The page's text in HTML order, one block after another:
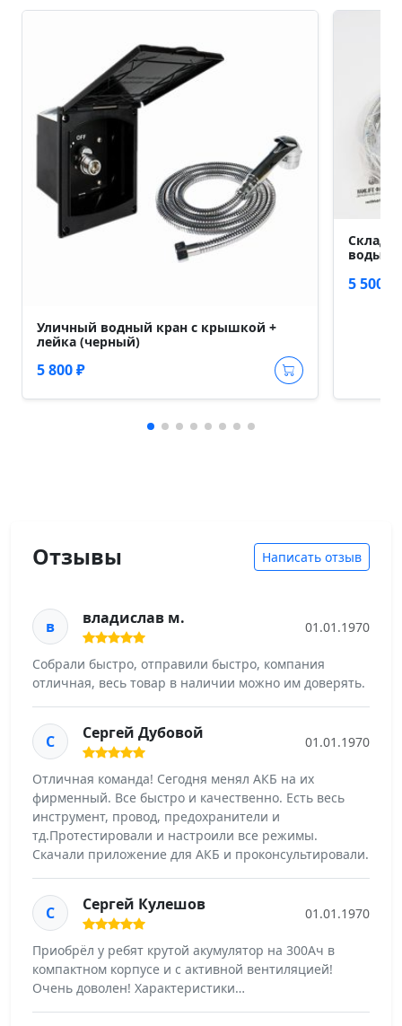
Уличный водный кран с крышкой +
лейка (черный)
5 800 ₽
воды
5 500 ₽
Отзывы Написать отзыв
в владислав м. 01.01.1970
Собрали быстро, отправили быстро, компания
отличная, весь товар в наличии можно им доверять.
С Сергей Дубовой 01.01.1970
Отличная команда! Сегодня менял АКБ на их
фирменный. Все быстро и качественно. Есть весь
инструмент, провод, предохранители и
тд.Протестировали и настроили все режимы.
Скачали приложение для АКБ и проконсультировали.
С Сергей Кулешов 01.01.1970
Приобрëл у ребят крутой акумулятор на 300Ач в
компактном корпусе и с активной вентиляцией!
Очень доволен! Характеристики…